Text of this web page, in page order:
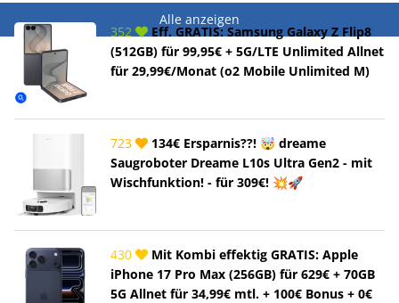
Alle anzeigen
352
Eff. GRATIS: Samsung Galaxy Z Flip8
(512GB) für 99,95€ + 5G/LTE Unlimited Allnet
für 29,99€/Monat (o2 Mobile Unlimited M)
723
134€ Ersparnis??! 🤯 dreame
Saugroboter Dreame L10s Ultra Gen2 - mit
Wischfunktion! - für 309€! 💥🚀
430
Mit Kombi effektig GRATIS: Apple
iPhone 17 Pro Max (256GB) für 629€ + 70GB
5G Allnet für 34,99€ mtl. + 100€ Bonus + 0€